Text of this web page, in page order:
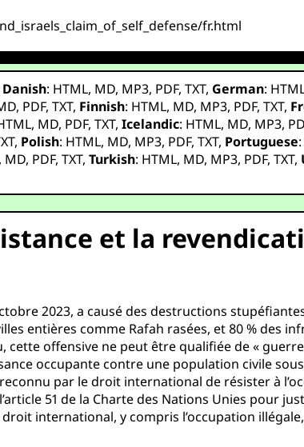
fr.html
Danish: HTML, MD, MP3, PDF,TXT, German:
, PDF,TXT, Finnish: HTML, MD, MP3, PDF,TXT,
, MD, PDF,TXT,Icelandic: HTML, MD, MP3,
, Polish: HTML, MD, MP3, PDF,TXT, Portuguese:
, MD, PDF,TXT,Turkish: HTML, MD, MP3, PDF,TXT,
et la
2023, a causé des destructions
entières comme Rafah rasées, et 80 % des
cette offensive ne peut être qualifiée de «
occupante contre une population civile
par le droit international de résister à
51 de la Charte des Nations Unies pour
international, y compris l’occupation